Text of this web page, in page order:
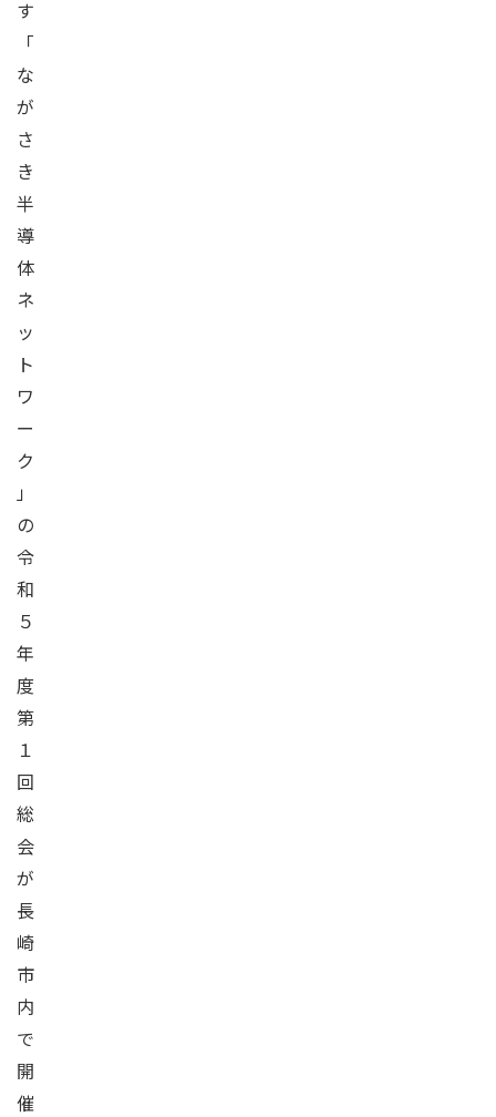
す
「
な
が
さ
き
半
導
体
ネ
ッ
ト
ワ
ー
ク
」
の
令
和
５
年
度
第
１
回
総
会
が
長
崎
市
内
で
開
催